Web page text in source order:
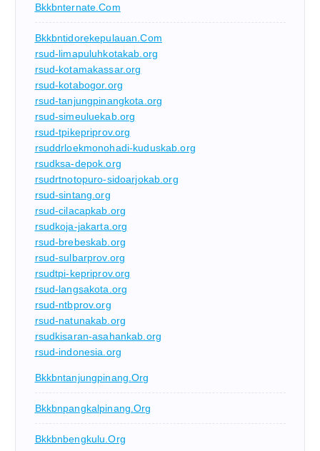
Bkkbnternate.com
Bkkbntidorekepulauan.com
rsud-limapuluhkotakab.org
rsud-kotamakassar.org
rsud-kotabogor.org
rsud-tanjungpinangkota.org
rsud-simeuluekab.org
rsud-tpikepriprov.org
rsuddrloekmonohadi-kuduskab.org
rsudksa-depok.org
rsudrtnotopuro-sidoarjokab.org
rsud-sintang.org
rsud-cilacapkab.org
rsudkoja-jakarta.org
rsud-brebeskab.org
rsud-sulbarprov.org
rsudtpi-kepriprov.org
rsud-langsakota.org
rsud-ntbprov.org
rsud-natunakab.org
rsudkisaran-asahankab.org
rsud-indonesia.org
Bkkbntanjungpinang.org
Bkkbnpangkalpinang.org
Bkkbnbengkulu.org